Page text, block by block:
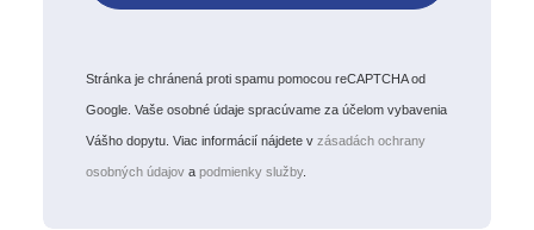
Stránka je chránená proti spamu pomocou reCAPTCHA od
Google. Vaše osobné údaje spracúvame za účelom vybavenia
Vášho dopytu. Viac informácií nájdete v zásadách ochrany
osobných údajov a podmienky služby.